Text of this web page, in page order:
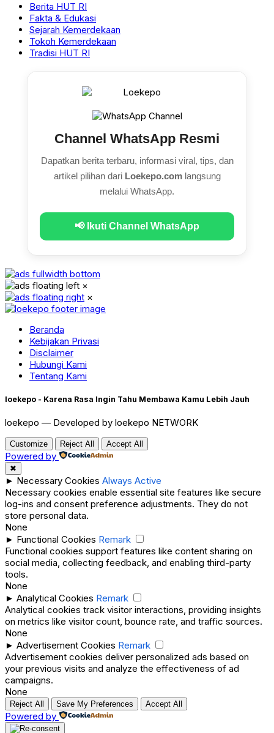
Berita HUT RI
Fakta & Edukasi
Sejarah Kemerdekaan
Tokoh Kemerdekaan
Tradisi HUT RI
Channel WhatsApp Resmi
Dapatkan berita terbaru, informasi viral, tips, dan
artikel pilihan dari Loekepo.comlangsung
melalui WhatsApp.
📢 Ikuti Channel WhatsApp
×
×
Beranda
Kebijakan Privasi
Disclaimer
Hubungi Kami
Tentang Kami
loekepo - Karena Rasa Ingin Tahu Membawa Kamu Lebih Jauh
loekepo — Developed by loekepo NETWORK
Customize Reject All Accept All
Powered by
✖
► Necessary Cookies Always Active
Necessary cookies enable essential site features like secure
log-ins and consent preference adjustments. They do not
store personal data.
None
► Functional Cookies Remark
Functional cookies support features like content sharing on
social media, collecting feedback, and enabling third-party
tools.
None
► Analytical Cookies Remark
Analytical cookies track visitor interactions, providing insights
on metrics like visitor count, bounce rate, and traffic sources.
None
► Advertisement Cookies Remark
Advertisement cookies deliver personalized ads based on
your previous visits and analyze the effectiveness of ad
campaigns.
None
Reject All Save My Preferences Accept All
Powered by